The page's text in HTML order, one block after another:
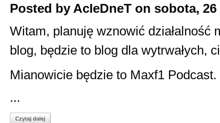
Posted by AcIeDneT on sobota,
Witam, planuję wznowić działalność
blog, będzie to blog dla wytrwałych,
Mianowicie będzie to Maxf1 Podcast.
...
Czytaj dalej